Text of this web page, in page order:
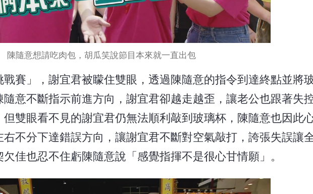
陳隨意想請吃肉包，胡瓜笑說節目本來就一直出包
賽」，謝宜君被矇住雙眼，透過陳隨意的指令到達終點並將
意不斷指示前進方向，謝宜君卻越走越歪，讓老公也跟著失
雙眼看不見的謝宜君仍無法順利敲到玻璃杯，陳隨意也因此
不分下達錯誤方向，讓謝宜君不斷對空氣敲打，誇張失誤讓
佳也忍不住虧陳隨意說「感覺指揮不是很心甘情願」。